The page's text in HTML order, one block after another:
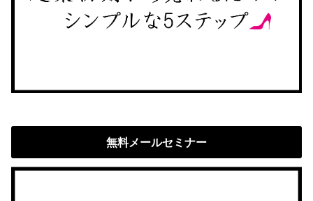
無料メールセミナー